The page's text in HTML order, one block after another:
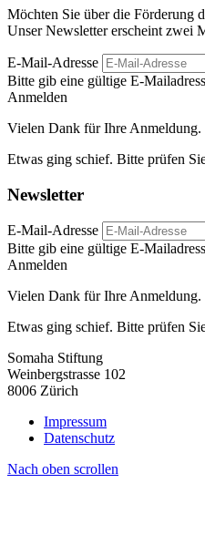
Möch­ten Sie über die För­de­rung
Unser News­let­ter erscheint zwei
E‑Mail-Adresse
Bitte gib eine gül­tige
Anmel­den
Vie­len Dank für Ihre Anmel­dung.
Etwas ging schief. Bitte prü­fen
Newsletter
E-Mail-Adresse
Bitte gib eine gültige E-
Anmelden
Vielen Dank für Ihre Anmeldung.
Etwas ging schief. Bitte prüfen
Somaha Stiftung
Weinbergstrasse 102
8006 Zürich
Impressum
Datenschutz
Nach oben scrollen